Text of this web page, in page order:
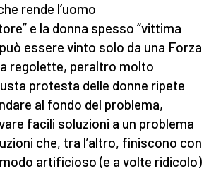
rende l’uomo
e la donna spesso “vittima
essere vinto solo da una Forza
regolette, peraltro molto
protesta delle donne ripete
al fondo del problema,
facili soluzioni a un problema
che, tra l’altro, finiscono con
artificioso (e a volte ridicolo)